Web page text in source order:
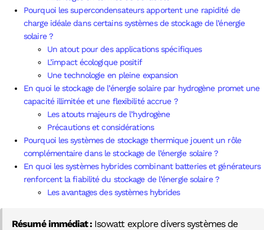
Pourquoi les supercondensateurs apportent une rapidité de
charge idéale dans certains systèmes de stockage de l’énergie
solaire ?
Un atout pour des applications spécifiques
L’impact écologique positif
Une technologie en pleine expansion
En quoi le stockage de l’énergie solaire par hydrogène promet une
capacité illimitée et une flexibilité accrue ?
Les atouts majeurs de l’hydrogène
Précautions et considérations
Pourquoi les systèmes de stockage thermique jouent un rôle
complémentaire dans le stockage de l’énergie solaire ?
En quoi les systèmes hybrides combinant batteries et générateurs
renforcent la fiabilité du stockage de l’énergie solaire ?
Les avantages des systèmes hybrides
Résumé immédiat : Isowatt explore divers systèmes de